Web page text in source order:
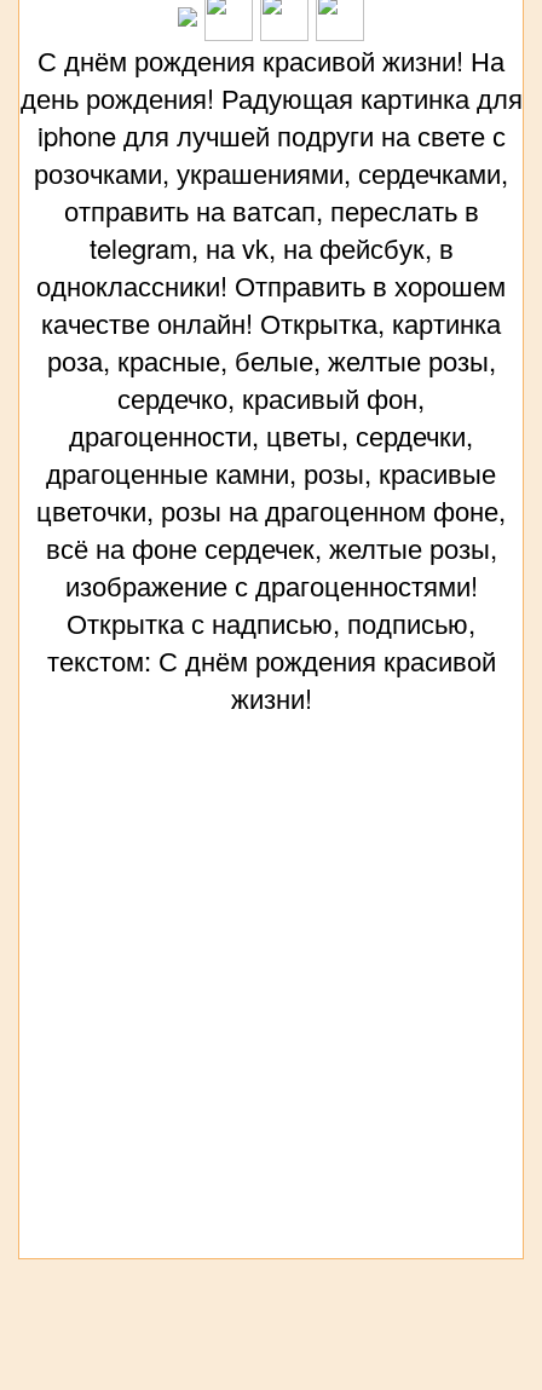
С днём рождения красивой жизни! На
день рождения! Радующая картинка для
iphone для лучшей подруги на свете с
розочками, украшениями, сердечками,
отправить на ватсап, переслать в
telegram, на vk, на фейсбук, в
одноклассники! Отправить в хорошем
качестве онлайн! Открытка, картинка
роза, красные, белые, желтые розы,
сердечко, красивый фон,
драгоценности, цветы, сердечки,
драгоценные камни, розы, красивые
цветочки, розы на драгоценном фоне,
всё на фоне сердечек, желтые розы,
изображение с драгоценностями!
Открытка с надписью, подписью,
текстом: С днём рождения красивой
жизни!